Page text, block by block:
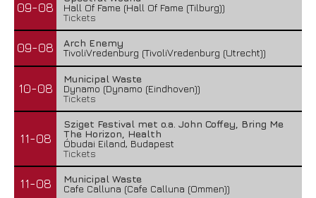
09-08
Hall Of Fame (Hall Of Fame (Tilburg))
Tickets
09-08
Arch Enemy
TivoliVredenburg (TivoliVredenburg (Utrecht))
10-08
Municipal Waste
Dynamo (Dynamo (Eindhoven))
Tickets
11-08
Sziget Festival met o.a. John Coffey, Bring Me
The Horizon, Health
Óbudai Eiland, Budapest
Tickets
11-08
Municipal Waste
Cafe Calluna (Cafe Calluna (Ommen))